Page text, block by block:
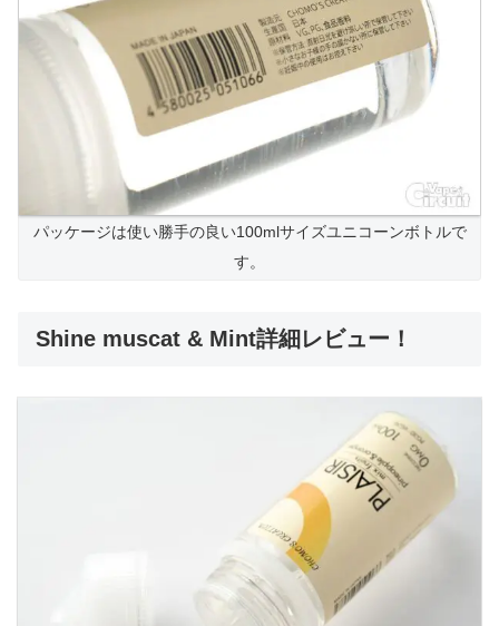
パッケージは使い勝手の良い100mlサイズユニコーンボトルで
す。
Shine muscat & Mint詳細レビュー！